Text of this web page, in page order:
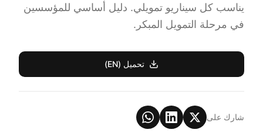
يناسب كل سيناريو تمويلي. دليل أساسي للمؤسسين
في مرحلة التمويل المبكر.
تحميل (EN)
شارك على